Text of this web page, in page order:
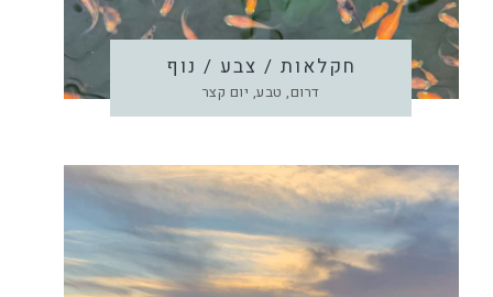
חקלאות / צבע / נוף
דרום, טבע, יום קצר